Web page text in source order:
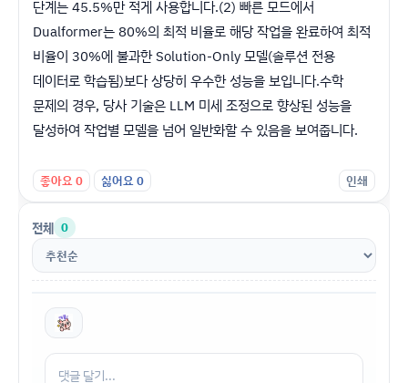
단계는 45.5%만 적게 사용합니다.(2) 빠른 모드에서
Dualformer는 80%의 최적 비율로 해당 작업을 완료하여 최적
비율이 30%에 불과한 Solution-Only 모델(솔루션 전용
데이터로 학습됨)보다 상당히 우수한 성능을 보입니다.수학
문제의 경우, 당사 기술은 LLM 미세 조정으로 향상된 성능을
달성하여 작업별 모델을 넘어 일반화할 수 있음을 보여줍니다.
좋아요0 싫어요0 인쇄
전체 0